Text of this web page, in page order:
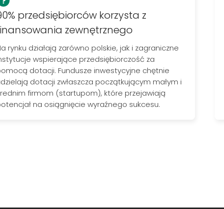
przedsiębiorców korzysta z
zewnętrznego
rynku działają zarówno polskie, jak i zagraniczne
wspierające przedsiębiorczość za
dotacji. Fundusze inwestycyjne chętnie
dotacji zwłaszcza początkującym małym i
firmom (startupom), które przejawiają
na osiągnięcie wyraźnego sukcesu.